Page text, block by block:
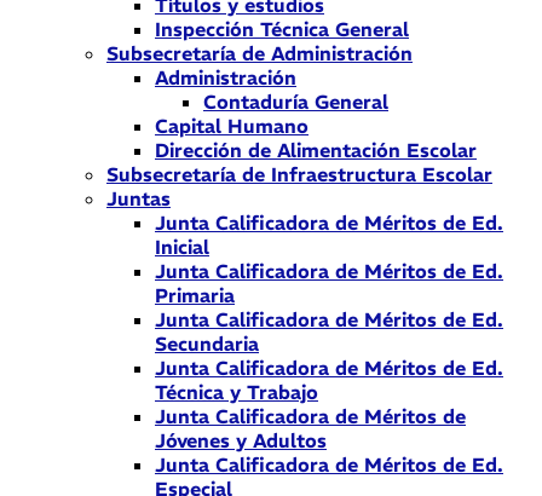
Títulos y estudios
Inspección Técnica General
Subsecretaría de Administración
Administración
Contaduría General
Capital Humano
Dirección de Alimentación Escolar
Subsecretaría de Infraestructura Escolar
Juntas
Junta Calificadora de Méritos de Ed.
Inicial
Junta Calificadora de Méritos de Ed.
Primaria
Junta Calificadora de Méritos de Ed.
Secundaria
Junta Calificadora de Méritos de Ed.
Técnica y Trabajo
Junta Calificadora de Méritos de
Jóvenes y Adultos
Junta Calificadora de Méritos de Ed.
Especial